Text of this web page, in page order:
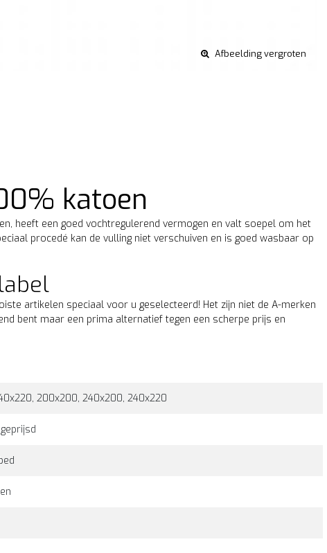
Afbeelding vergroten
katoen
heeft een goed vochtregulerend vermogen en valt soepel om het
procedé kan de vulling niet verschuiven en is goed wasbaar op
artikelen speciaal voor u geselecteerd! Het zijn niet de A-merken
bent maar een prima alternatief tegen een scherpe prijs en
200x200, 240x200, 240x220
tijk.
met een tijk
koel en droog slapen!
wildezijde met katoenen tijk